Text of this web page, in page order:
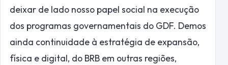
deixar de lado nosso papel social na execução
dos programas governamentais do GDF. Demos
ainda continuidade à estratégia de expansão,
física e digital, do BRB em outras regiões,